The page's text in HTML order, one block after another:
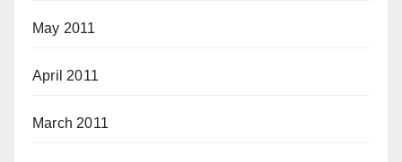
May 2011
April 2011
March 2011